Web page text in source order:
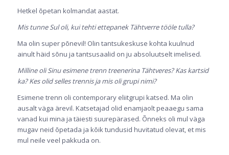
Hetkel õpetan kolmandat aastat.
Mis tunne Sul oli, kui tehti ettepanek Tähtverre tööle tulla?
Ma olin super põnevil! Olin tantsukeskuse kohta kuulnud
ainult häid sõnu ja tantsusaalid on ju absoluutselt imelised.
Milline oli Sinu esimene trenn treenerina Tähtveres? Kas kartsid
ka? Kes olid selles trennis ja mis oli grupi nimi?
Esimene trenn oli contemporary eliitgrupi katsed. Ma olin
ausalt väga ärevil. Katsetajad olid enamjaolt peaaegu sama
vanad kui mina ja täiesti suurepärased. Õnneks oli mul väga
mugav neid õpetada ja kõik tundusid huvitatud olevat, et mis
mul neile veel pakkuda on.